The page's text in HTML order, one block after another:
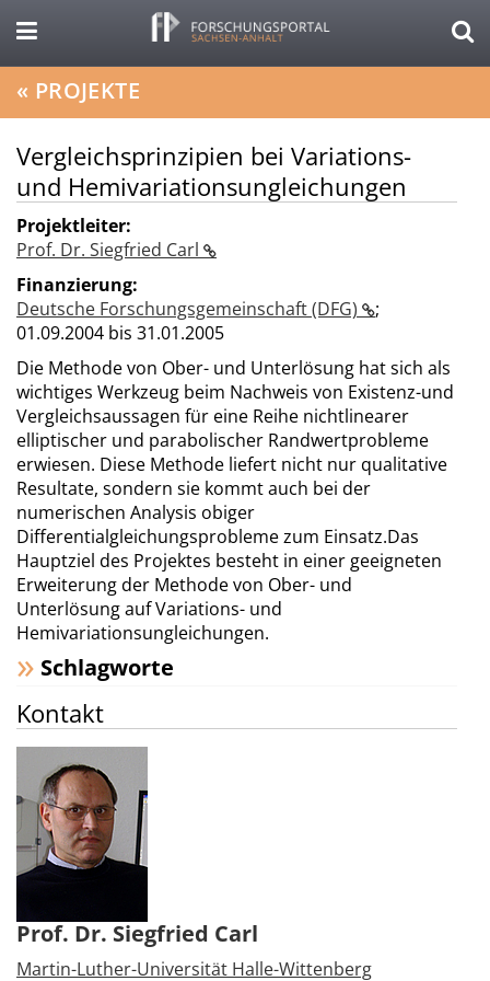
« PROJEKTE
Vergleichsprinzipien bei Variations-
und Hemivariationsungleichungen
Projektleiter:
Prof. Dr. Siegfried Carl
Finanzierung:
Deutsche Forschungsgemeinschaft (DFG)
;
01.09.2004 bis 31.01.2005
Die Methode von Ober- und Unterlösung hat sich als
wichtiges Werkzeug beim Nachweis von Existenz-und
Vergleichsaussagen für eine Reihe nichtlinearer
elliptischer und parabolischer Randwertprobleme
erwiesen. Diese Methode liefert nicht nur qualitative
Resultate, sondern sie kommt auch bei der
numerischen Analysis obiger
Differentialgleichungsprobleme zum Einsatz.Das
Hauptziel des Projektes besteht in einer geeigneten
Erweiterung der Methode von Ober- und
Unterlösung auf Variations- und
Hemivariationsungleichungen.
Schlagworte
Kontakt
Prof. Dr. Siegfried Carl
Martin-Luther-Universität Halle-Wittenberg